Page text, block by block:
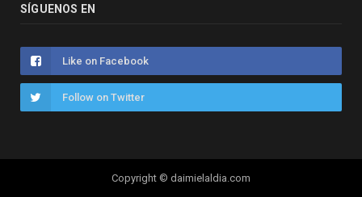
SÍGUENOS EN
Like on Facebook
Follow on Twitter
Copyright © daimielaldia.com